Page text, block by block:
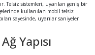
Telsiz sistemleri, uyarıları geniş bir
kullanılan mobil telsiz
sayesinde, uyarılar saniyeler
Yapısı